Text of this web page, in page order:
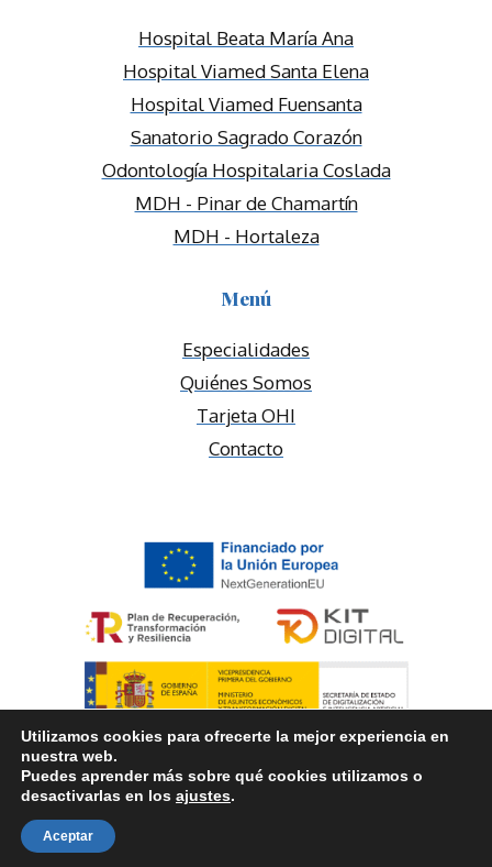
Hospital Beata María Ana
Hospital Viamed Santa Elena
Hospital Viamed Fuensanta
Sanatorio Sagrado Corazón
Odontología Hospitalaria Coslada
MDH - Pinar de Chamartín
MDH - Hortaleza
Menú
Especialidades
Quiénes Somos
Tarjeta OHI
Contacto
© 2026 Odontología Hospitalaria Integral
Aviso legal
Utilizamos cookies para ofrecerte la mejor experiencia en
nuestra web.
Puedes aprender más sobre qué cookies utilizamos o
desactivarlas en los ajustes.
Aceptar